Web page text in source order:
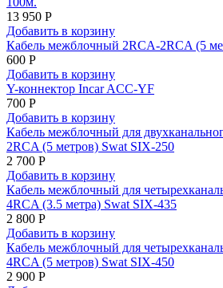
13 950 Р
Добавить в корзину
Кабель межблочный 2RCA-2RCA (5
600 Р
Добавить в корзину
Y-коннектор Incar ACC-YF
700 Р
Добавить в корзину
Кабель межблочный для
2RCA (5 метров) Swat SIX-250
2 700 Р
Добавить в корзину
Кабель межблочный для
4RCA (3.5 метра) Swat SIX-435
2 800 Р
Добавить в корзину
Кабель межблочный для
4RCA (5 метров) Swat SIX-450
2 900 Р